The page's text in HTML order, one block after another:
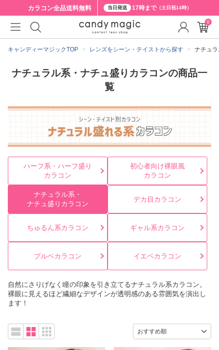
カラコン全品送料無料 当日発送 17時まで（土日祝14時）
キャンディーマジックTOP レンズをシーン・テイストから探す ナチュ
ナチュラル系・ナチュ盛りカラコンの商品一
覧
ハーフ系・ハーフ盛り
カラコン
初心者向け裸眼風
カラコン
ナチュラル系・
ナチュ盛りカラコン
デカ目カラコン
ちゅるん系カラコン ギャル系カラコン
ブルベカラコン イエベカラコン
自然にさりげなく瞳の印象を引き立てるナチュラル系カラコン。
裸眼に見えるほど繊細なデザインが透明感のある雰囲気を演出し
ます！
0